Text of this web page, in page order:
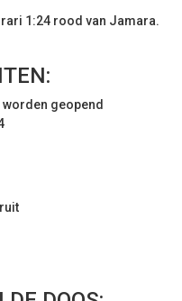
1:24 rood van Jamara.
worden geopend